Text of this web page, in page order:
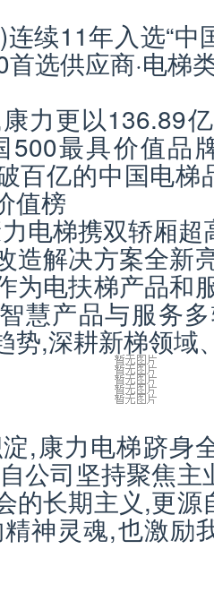
续11年入选“
选供应商·电梯
力更以136.89
500最具价值品
百亿的中国电梯
值榜
电梯携双轿厢
造解决方案全新
为电扶梯产品和
慧产品与服务
势,深耕新梯领域
,康力电梯跻身
公司坚持聚焦
的长期主义,更源
神灵魂,也激励